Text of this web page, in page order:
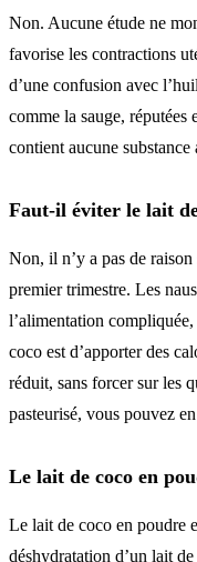
Non. Aucune étude ne
favorise les contractions
d’une confusion avec
comme la sauge, réputées
contient aucune
Faut-il éviter le lait de
Non, il n’y a pas de
premier trimestre. Les
l’alimentation
coco est d’apporter des
réduit, sans forcer sur les
pasteurisé, vous pouvez
Le lait de coco en
Le lait de coco en poudre
déshydratation d’un lait